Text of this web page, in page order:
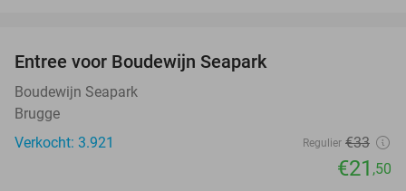
Entree voor Boudewijn Seapark
Boudewijn Seapark
Brugge
Verkocht: 3.921
Regulier €33
€21 ,50